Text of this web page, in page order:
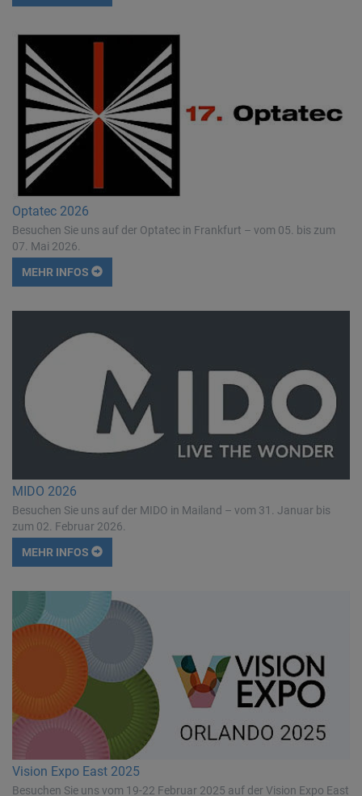
Optatec 2026
Besuchen Sie uns auf der Optatec in Frankfurt – vom 05. bis zum
07. Mai 2026.
MEHR INFOS
MIDO 2026
Besuchen Sie uns auf der MIDO in Mailand – vom 31. Januar bis
zum 02. Februar 2026.
MEHR INFOS
Vision Expo East 2025
Besuchen Sie uns vom 19-22 Februar 2025 auf der Vision Expo East